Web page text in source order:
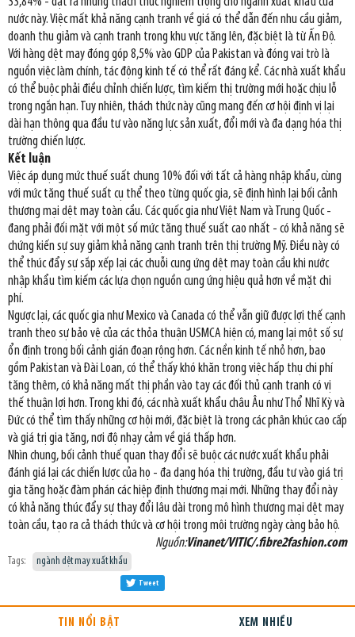
nước này. Việc mất khả năng cạnh tranh về giá có thể dẫn đến nhu cầu giảm,
doanh thu giảm và cạnh tranh trong khu vực tăng lên, đặc biệt là từ Ấn Độ.
Với hàng dệt may đóng góp 8,5% vào GDP của Pakistan và đóng vai trò là
nguồn việc làm chính, tác động kinh tế có thể rất đáng kể. Các nhà xuất khẩu
có thể buộc phải điều chỉnh chiến lược, tìm kiếm thị trường mới hoặc chịu lỗ
trong ngắn hạn. Tuy nhiên, thách thức này cũng mang đến cơ hội định vị lại
dài hạn thông qua đầu tư vào năng lực sản xuất, đổi mới và đa dạng hóa thị
trường chiến lược.
Kết luận
Việc áp dụng mức thuế suất chung 10% đối với tất cả hàng nhập khẩu, cùng
với mức tăng thuế suất cụ thể theo từng quốc gia, sẽ định hình lại bối cảnh
thương mại dệt may toàn cầu. Các quốc gia như Việt Nam và Trung Quốc -
đang phải đối mặt với một số mức tăng thuế suất cao nhất - có khả năng sẽ
chứng kiến sự suy giảm khả năng cạnh tranh trên thị trường Mỹ. Điều này có
thể thúc đẩy sự sắp xếp lại các chuỗi cung ứng dệt may toàn cầu khi nước
nhập khẩu tìm kiếm các lựa chọn nguồn cung ứng hiệu quả hơn về mặt chi
phí.
Ngược lại, các quốc gia như Mexico và Canada có thể vẫn giữ được lợi thế cạnh
tranh theo sự bảo vệ của các thỏa thuận USMCA hiện có, mang lại một số sự
ổn định trong bối cảnh gián đoạn rộng hơn. Các nền kinh tế nhỏ hơn, bao
gồm Pakistan và Đài Loan, có thể thấy khó khăn trong việc hấp thụ chi phí
tăng thêm, có khả năng mất thị phần vào tay các đối thủ cạnh tranh có vị
thế thuận lợi hơn. Trong khi đó, các nhà xuất khẩu châu Âu như Thổ Nhĩ Kỳ và
Đức có thể tìm thấy những cơ hội mới, đặc biệt là trong các phân khúc cao cấp
và giá trị gia tăng, nơi độ nhạy cảm về giá thấp hơn.
Nhìn chung, bối cảnh thuế quan thay đổi sẽ buộc các nước xuất khẩu phải
đánh giá lại các chiến lược của họ - đa dạng hóa thị trường, đầu tư vào giá trị
gia tăng hoặc đàm phán các hiệp định thương mại mới. Những thay đổi này
có khả năng thúc đẩy sự thay đổi lâu dài trong mô hình thương mại dệt may
toàn cầu, tạo ra cả thách thức và cơ hội trong môi trường ngày càng bảo hộ.
Nguồn:Vinanet/VITIC/.fibre2fashion.com
Tags: ngành dệt may xuất khẩu
Tweet
TIN NỔI BẬT XEM NHIỀU